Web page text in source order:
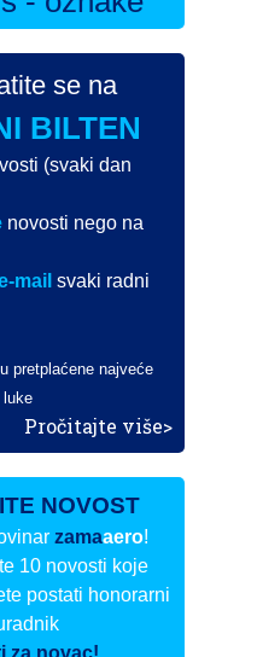
se na
BILTEN
(svaki dan
novosti nego na
mail svaki radni
pretplaćene najveće
luke
Pročitajte više>
NOVOST
zamaaero!
10 novosti koje
postati honorarni
za novac!